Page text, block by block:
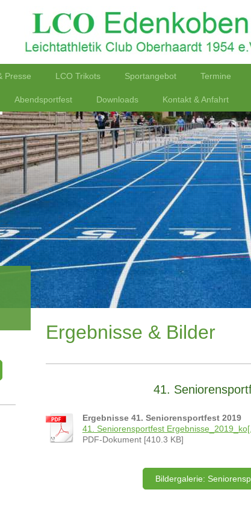
Presse LCO Trikots Sportangebot Termine
Abendsportfest Downloads Kontakt & Anfahrt
Ergebnisse & Bilder
41.
Ergebnisse 41. Seniorensportfest 2019
41. Seniorensportfest
PDF-Dokument [410.3 KB]
Bildergalerie: